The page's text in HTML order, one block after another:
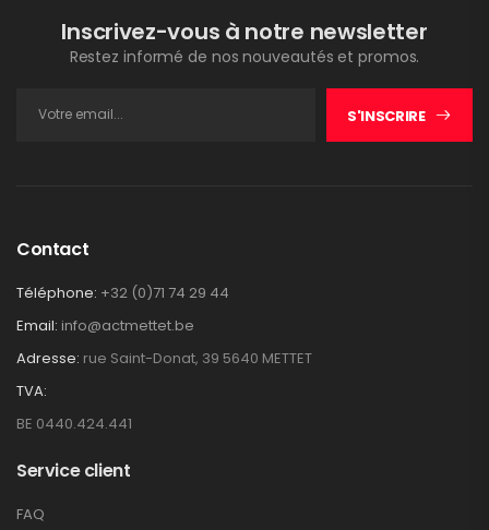
Inscrivez-vous à notre newsletter
Restez informé de nos nouveautés et promos.
S'INSCRIRE
Contact
Téléphone: +32 (0)71 74 29 44
Email: info@actmettet.be
Adresse: rue Saint-Donat, 39 5640 METTET
TVA:
BE 0440.424.441
Service client
FAQ